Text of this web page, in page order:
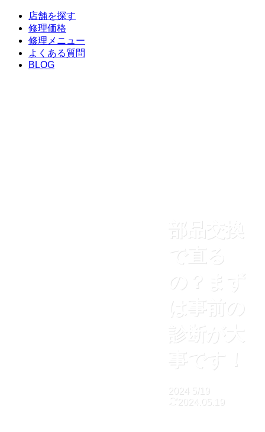
店舗を探す
修理価格
修理メニュー
よくある質問
BLOG
部品交換
で直る
の？まず
は事前の
診断が大
事です！
2024 5/19
2024.05.19